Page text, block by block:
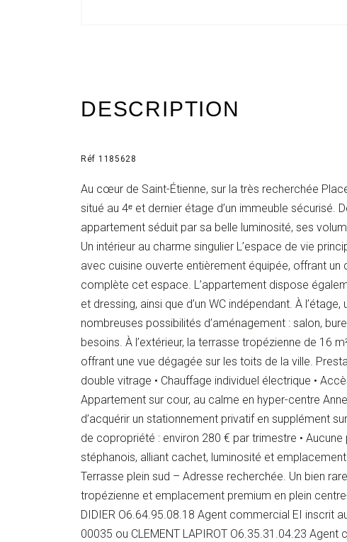
DESCRIPTION
Réf 1185628
Au cœur de Saint-Étienne, sur la très recherchée
situé au 4ᵉ et dernier étage d’un immeuble sécurisé.
appartement séduit par sa belle luminosité, ses
Un intérieur au charme singulier L’espace de vie
avec cuisine ouverte entièrement équipée, offrant
complète cet espace. L’appartement dispose
et dressing, ainsi que d’un WC indépendant. À
nombreuses possibilités d’aménagement : salon,
besoins. À l’extérieur, la terrasse tropézienne de 16
offrant une vue dégagée sur les toits de la ville.
double vitrage • Chauffage individuel électrique •
Appartement sur cour, au calme en hyper-centre
d’acquérir un stationnement privatif en supplément
de copropriété : environ 280 € par trimestre •
stéphanois, alliant cachet, luminosité et
Terrasse plein sud – Adresse recherchée. Un bien
tropézienne et emplacement premium en plein
DIDIER O6.64.95.08.18 Agent commercial EI inscrit
00035 ou CLEMENT LAPIROT O6.35.31.04.23